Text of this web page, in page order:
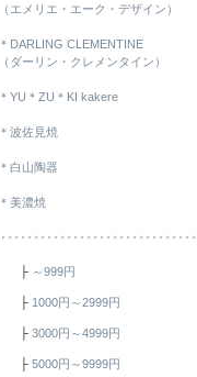
（エメリエ・エーク・デザイン）
＊DARLING CLEMENTINE
（ダーリン・クレメンタイン）
＊YU＊ZU＊KI kakere
＊波佐見焼
＊白山陶器
＊美濃焼
├ ～999円
├ 1000円～2999円
├ 3000円～4999円
├ 5000円～9999円